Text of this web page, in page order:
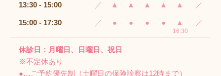
13:30 - 15:00 ／ ▲ ▲ ▲ ▲ ▲ ／
15:00 - 17:30 ／ ● ● ● ● ▲
16:30
／
休診日：月曜日、日曜日、祝日
※不定休あり
●…ご予約優先制（土曜日の保険診察は12時まで）